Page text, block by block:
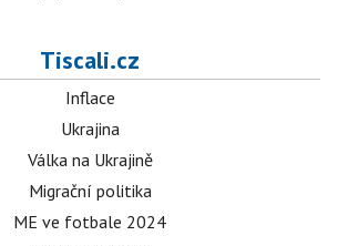
Tiscali.cz
Inflace
Ukrajina
Válka na Ukrajině
Migrační politika
ME ve fotbale 2024